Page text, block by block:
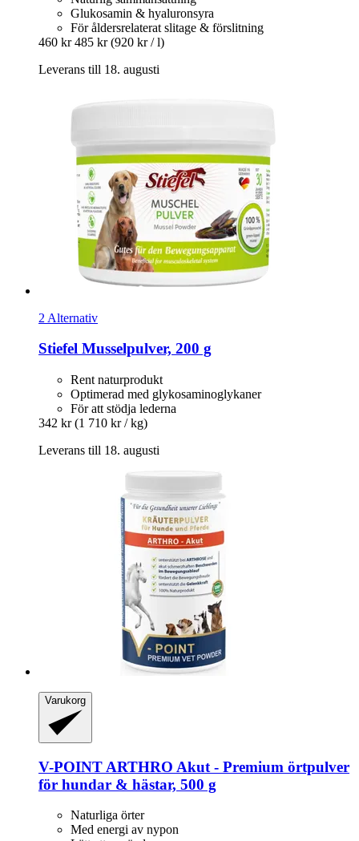
Glukosamin & hyaluronsyra
För åldersrelaterat slitage & förslitning
460 kr 485 kr (920 kr / l)
Leverans till 18. augusti
2 Alternativ
Stiefel Musselpulver, 200 g
Rent naturprodukt
Optimerad med glykosaminoglykaner
För att stödja lederna
342 kr (1 710 kr / kg)
Leverans till 18. augusti
Varukorg
V-POINT ARTHRO Akut -​ Premium örtpulver
för hundar & hästar, 500 g
Naturliga örter
Med energi av nypon